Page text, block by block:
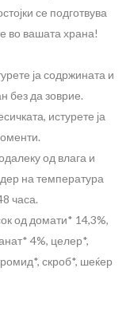
се подготвува
во вашата храна!
ја содржината и
без да зоврие.
истурете ја
од влага и
на температура
часа.
од домати* 14,3%,
4%, целер*,
скроб*, шеќер